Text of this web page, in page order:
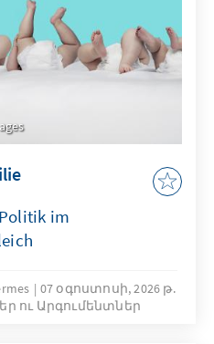
im
07 օգոստոսի, 2026 թ.
ու Արգումենտներ